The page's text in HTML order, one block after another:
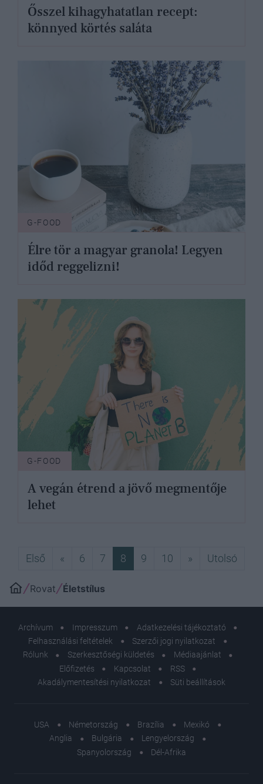
Ősszel kihagyhatatlan recept:
könnyed körtés saláta
G-FOOD
Élre tör a magyar granola! Legyen
időd reggelizni!
G-FOOD
A vegán étrend a jövő megmentője
lehet
Első Első
« Előző
6 7 8 9 10 » Következő
Utolsó
Rovat Életstílus
Archívum Impresszum
Adatkezelési tájékoztató
Felhasználási feltételek
Szerzői jogi nyilatkozat
Rólunk
Szerkesztőségi küldetés
Médiaajánlat
Előfizetés
Kapcsolat
RSS
Akadálymentesítési nyilatkozat
Süti beállítások
USA Németország Brazília
Mexikó
Anglia
Bulgária
Lengyelország
Spanyolország
Dél-Afrika